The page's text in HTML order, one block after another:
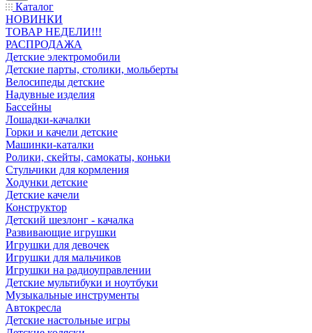
Каталог
НОВИНКИ
ТОВАР НЕДЕЛИ!!!
РАСПРОДАЖА
Детские электромобили
Детские парты, столики, мольберты
Велосипеды детские
Надувные изделия
Бассейны
Лошадки-качалки
Горки и качели детские
Машинки-каталки
Ролики, скейты, самокаты, коньки
Стульчики для кормления
Ходунки детские
Детские качели
Конструктор
Детский шезлонг - качалка
Развивающие игрушки
Игрушки для девочек
Игрушки для мальчиков
Игрушки на радиоуправлении
Детские мультибуки и ноутбуки
Музыкальные инструменты
Автокресла
Детские настольные игры